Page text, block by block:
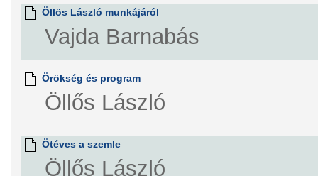
Öllös László munkájáról
Vajda Barnabás
Örökség és program
Öllős László
Ötéves a szemle
Öllős László